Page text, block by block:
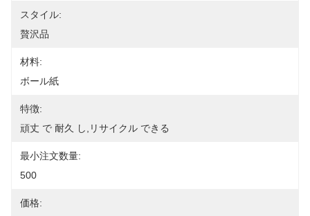
スタイル:
贅沢品
材料:
ボール紙
特徴:
頑丈 で 耐久 し,リサイクル できる
最小注文数量:
500
価格: